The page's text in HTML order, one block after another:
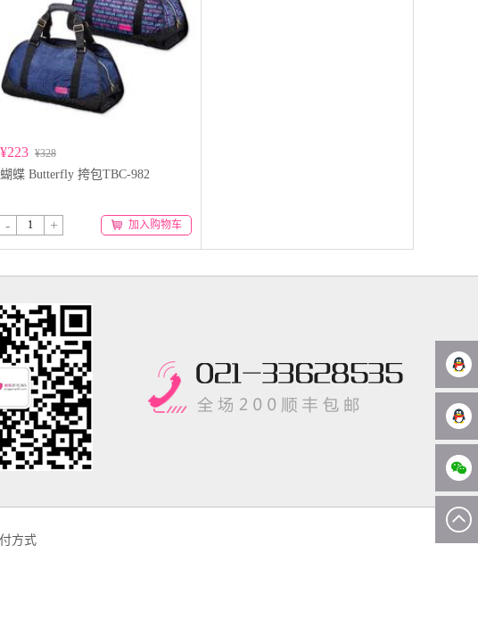
¥223 ¥328
蝴蝶 Butterfly 挎包TBC-982
- + 加入购物车
方式